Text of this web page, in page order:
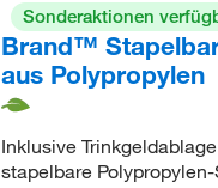
Sonderaktionen
Brand™
aus Polypropylen
Inklusive
stapelbare